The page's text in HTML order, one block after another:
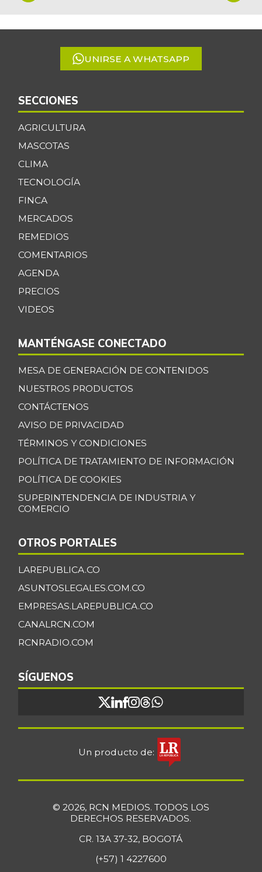
5
UNIRSE A WHATSAPP
SECCIONES
AGRICULTURA
MASCOTAS
CLIMA
TECNOLOGÍA
FINCA
MERCADOS
REMEDIOS
COMENTARIOS
AGENDA
PRECIOS
VIDEOS
MANTÉNGASE CONECTADO
MESA DE GENERACIÓN DE CONTENIDOS
NUESTROS PRODUCTOS
CONTÁCTENOS
AVISO DE PRIVACIDAD
TÉRMINOS Y CONDICIONES
POLÍTICA DE TRATAMIENTO DE INFORMACIÓN
POLÍTICA DE COOKIES
SUPERINTENDENCIA DE INDUSTRIA Y
COMERCIO
OTROS PORTALES
LAREPUBLICA.CO
ASUNTOSLEGALES.COM.CO
EMPRESAS.LAREPUBLICA.CO
CANALRCN.COM
RCNRADIO.COM
SÍGUENOS
Un producto de:
© 2026, RCN MEDIOS. TODOS LOS
DERECHOS RESERVADOS.
CR. 13A 37-32, BOGOTÁ
(+57) 1 4227600